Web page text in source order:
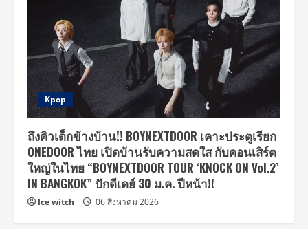
Kpop
ถึงคิวเด็กข้างบ้าน!! BOYNEXTDOOR เคาะประตูเรียก
ONEDOOR ไทย เปิดบ้านรับความสดใส กับคอนเสิร์ต
ใหญ่ในไทย “BOYNEXTDOOR TOUR ‘KNOCK ON Vol.2’
IN BANGKOK” ปักดีเดย์ 30 ม.ค. ปีหน้า!!
Ice witch 06 สิงหาคม 2026